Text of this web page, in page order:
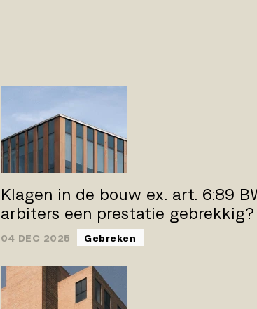
Klagen in de bouw ex. art. 6:89
arbiters een prestatie gebrekkig?
04 DEC 2025 Gebreken